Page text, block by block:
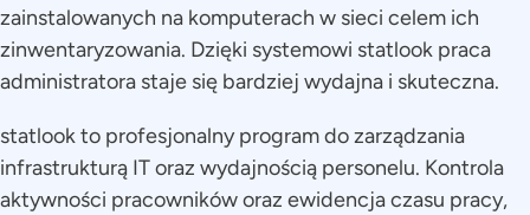
zainstalowanych na komputerach w sieci celem ich
zinwentaryzowania. Dzięki systemowi statlook praca
administratora staje się bardziej wydajna i skuteczna.
statlook to profesjonalny program do zarządzania
infrastrukturą IT oraz wydajnością personelu. Kontrola
aktywności pracowników oraz ewidencja czasu pracy,